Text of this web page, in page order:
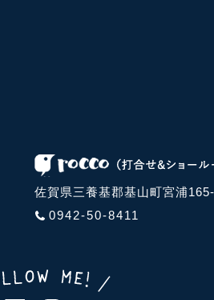
佐賀県三養基郡基山町宮浦
0942-50-8411